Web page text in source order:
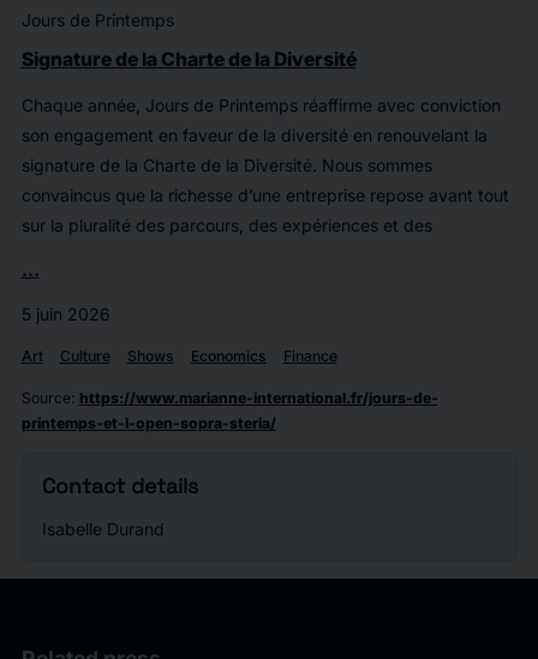
Jours de Printemps
Signature de la Charte de la Diversité
Chaque année, Jours de Printemps réaffirme avec conviction
son engagement en faveur de la diversité en renouvelant la
signature de la Charte de la Diversité. Nous sommes
convaincus que la richesse d’une entreprise repose avant tout
sur la pluralité des parcours, des expériences et des
...
5 juin 2026
Art Culture Shows Economics Finance
Source: https://www.marianne-international.fr/jours-de-
printemps-et-l-open-sopra-steria/
Contact details
Isabelle Durand